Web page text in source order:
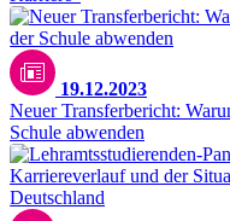
19.12.2023
Neuer Transferbericht:
Schule abwenden